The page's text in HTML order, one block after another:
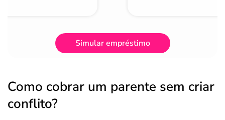
Simular empréstimo
Como cobrar um parente sem criar
conflito?